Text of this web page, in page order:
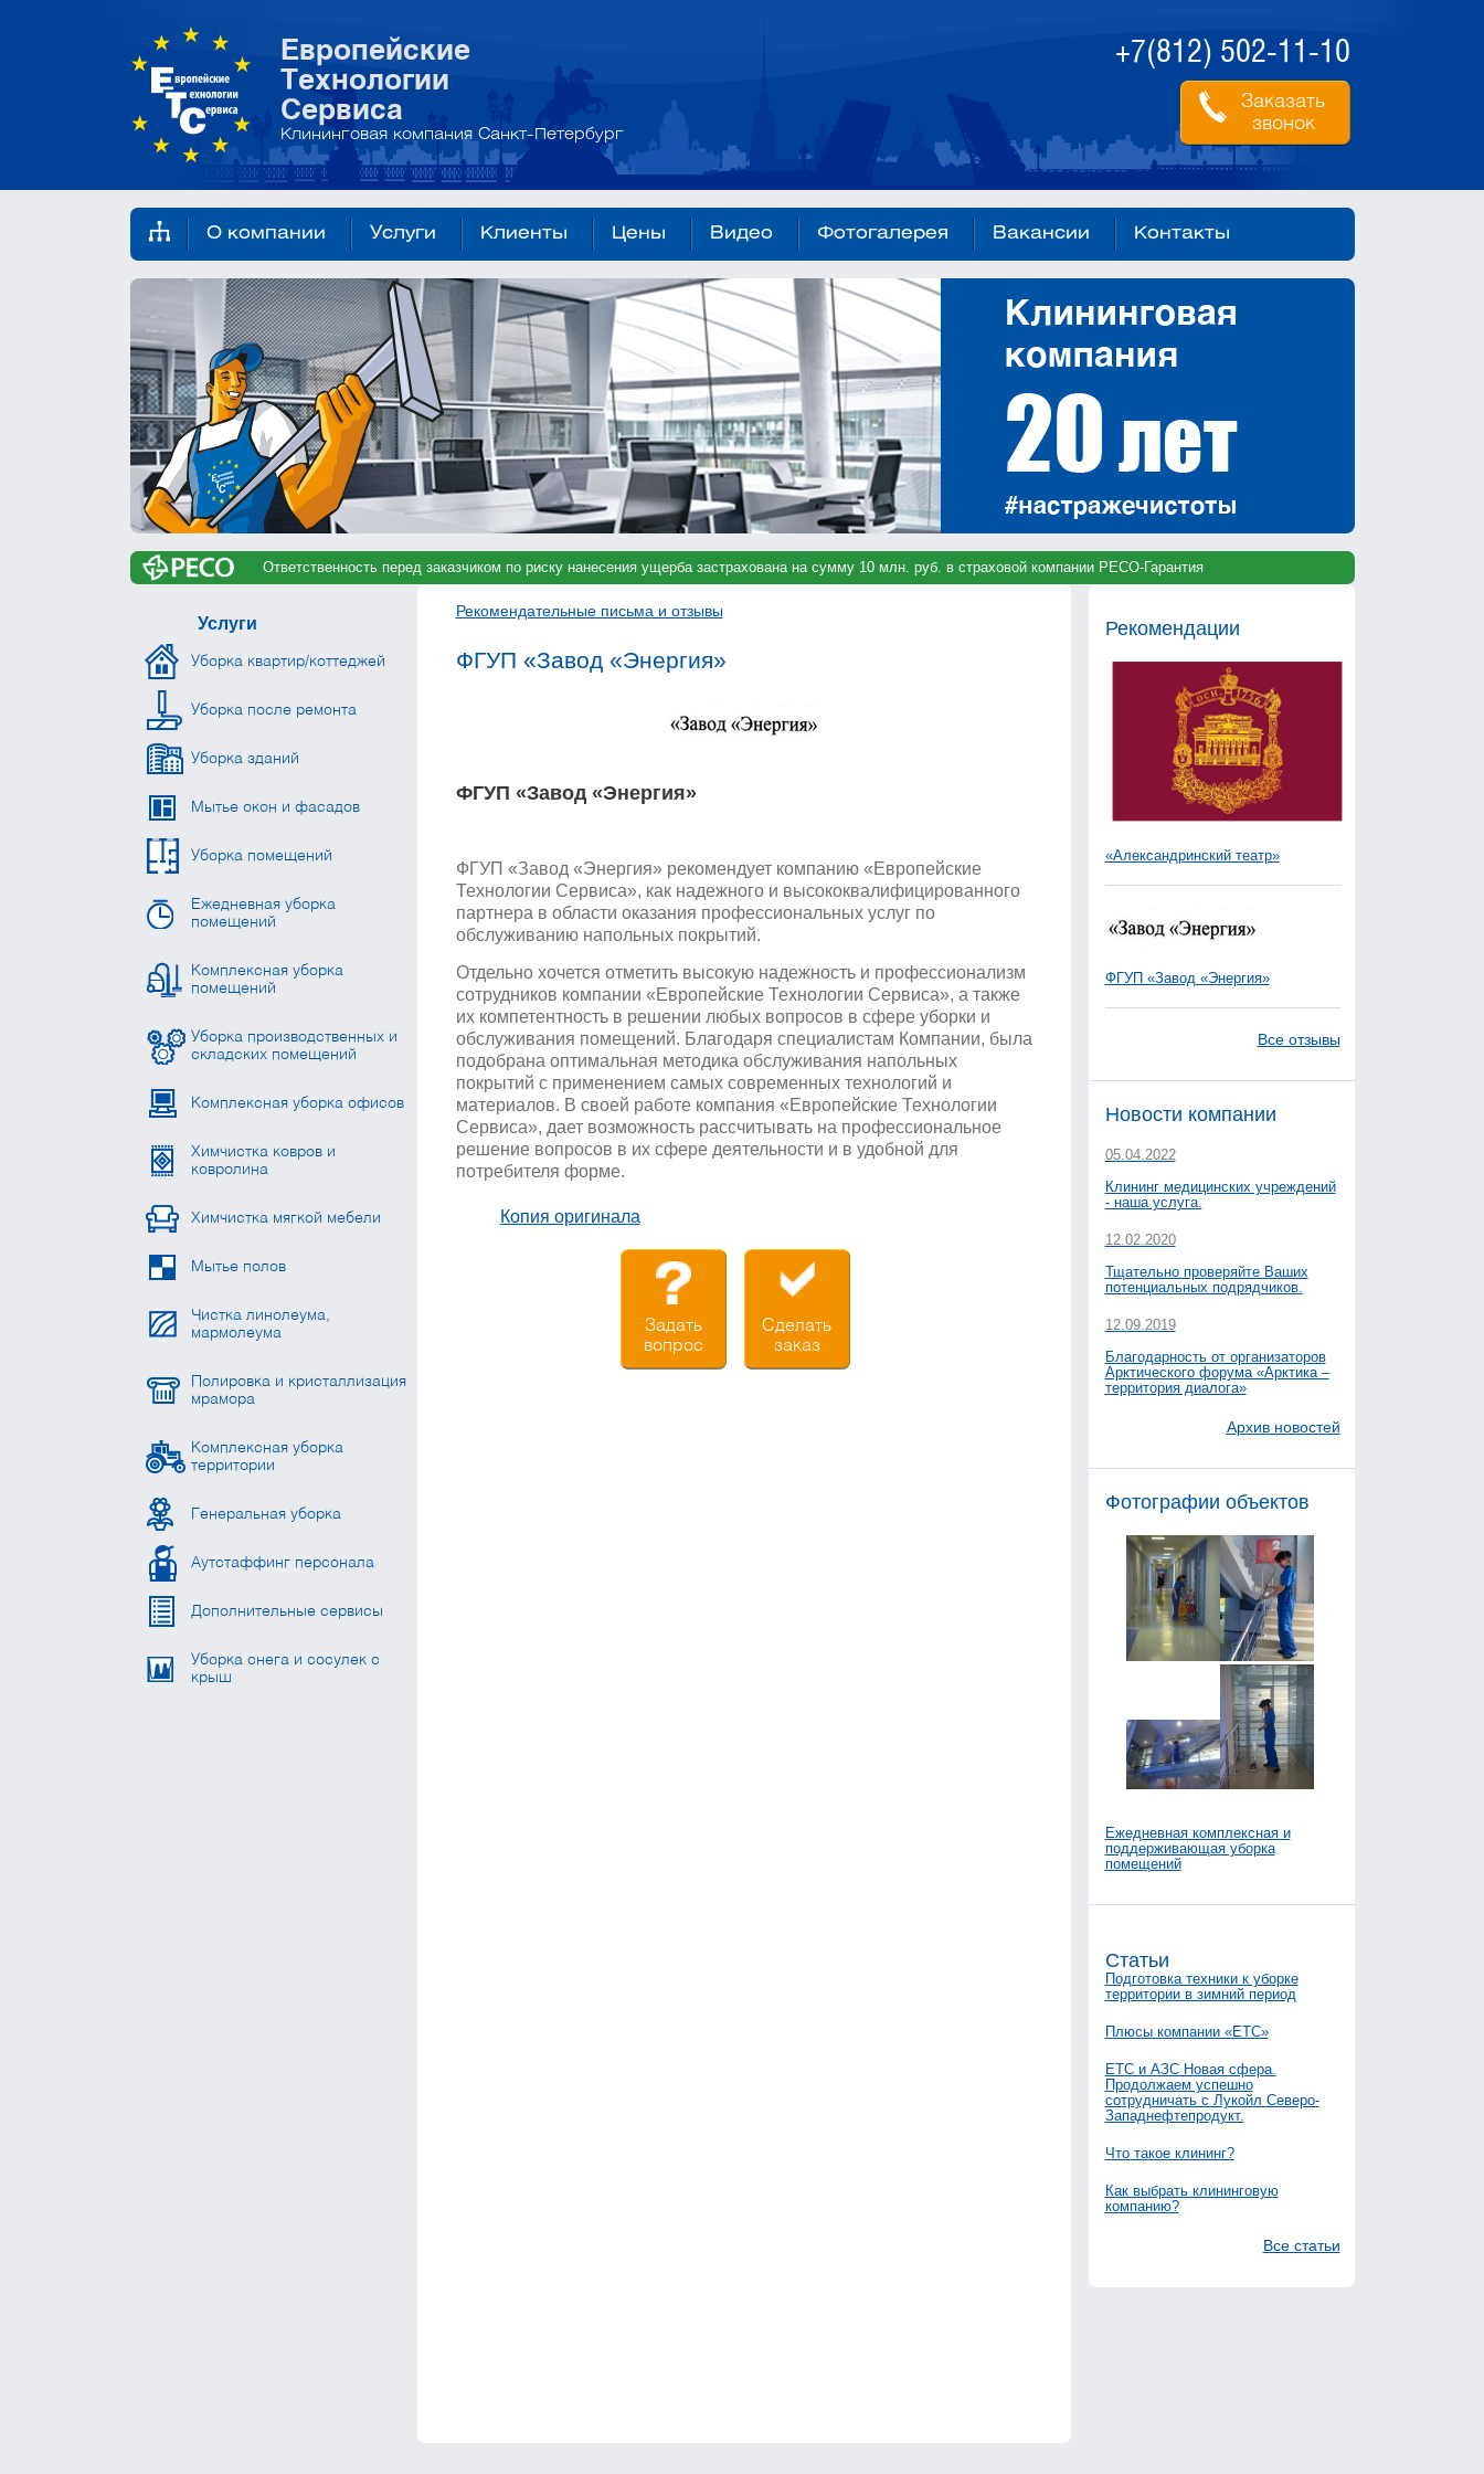
Европейские
Технологии
Сервиса
Клининговая компания Санкт-Петербург
+7(812) 502-11-10
Заказать
звонок
О компании Услуги Клиенты Цены Видео Фотогалерея Вакансии Контакты
Ответственность перед заказчиком по риску нанесения ущерба застрахована на сумму 10 млн. руб. в страховой компании РЕСО-Гарантия
Услуги
Уборка квартир/коттеджей
Уборка после ремонта
Уборка зданий
Мытье окон и фасадов
Уборка помещений
Ежедневная уборка
помещений
Комплексная уборка
помещений
Уборка производственных и
складских помещений
Комплексная уборка офисов
Химчистка ковров и
ковролина
Химчистка мягкой мебели
Мытье полов
Чистка линолеума,
мармолеума
Полировка и кристаллизация
мрамора
Комплексная уборка
территории
Генеральная уборка
Аутстаффинг персонала
Дополнительные сервисы
Уборка снега и сосулек с
крыш
Рекомендательные письма и отзывы
ФГУП «Завод «Энергия»
ФГУП «Завод «Энергия»
ФГУП «Завод «Энергия» рекомендует компанию «Европейские
Технологии Сервиса», как надежного и высококвалифицированного
партнера в области оказания профессиональных услуг по
обслуживанию напольных покрытий.
Отдельно хочется отметить высокую надежность и профессионализм
сотрудников компании «Европейские Технологии Сервиса», а также
их компетентность в решении любых вопросов в сфере уборки и
обслуживания помещений. Благодаря специалистам Компании, была
подобрана оптимальная методика обслуживания напольных
покрытий с применением самых современных технологий и
материалов. В своей работе компания «Европейские Технологии
Сервиса», дает возможность рассчитывать на профессиональное
решение вопросов в их сфере деятельности и в удобной для
потребителя форме.
Копия оригинала
Задать
вопрос
Сделать
заказ
Рекомендации
«Александринский театр»
ФГУП «Завод «Энергия»
Все отзывы
Новости компании
05.04.2022
Клининг медицинских учреждений
- наша услуга.
12.02.2020
Тщательно проверяйте Ваших
потенциальных подрядчиков.
12.09.2019
Благодарность от организаторов
Арктического форума «Арктика –
территория диалога»
Архив новостей
Фотографии объектов
Ежедневная комплексная и
поддерживающая уборка
помещений
Статьи
Подготовка техники к уборке
территории в зимний период
Плюсы компании «ЕТС»
ЕТС и АЗС Новая сфера.
Продолжаем успешно
сотрудничать с Лукойл Северо-
Западнефтепродукт.
Что такое клининг?
Как выбрать клининговую
компанию?
Все статьи